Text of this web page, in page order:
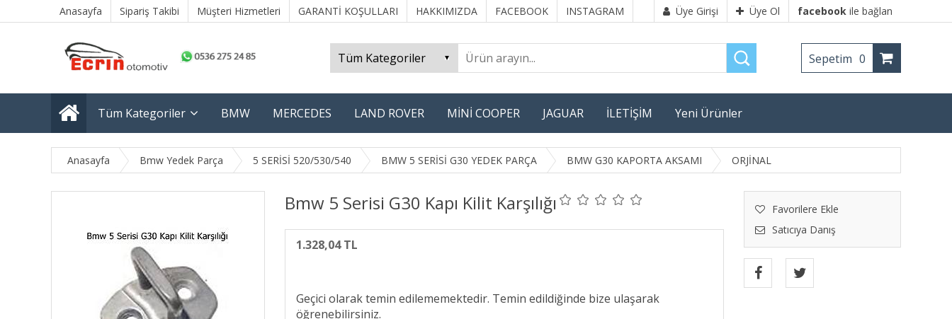
Anasayfa Sipariş Takibi Müşteri Hizmetleri GARANTİ KOŞULLARI HAKKIMIZDA FACEBOOK INSTAGRAM Üye Girişi Üye Ol facebook ile bağlan
Sepetim 0
Tüm Kategoriler BMW MERCEDES LAND ROVER MİNİ COOPER JAGUAR İLETİŞİM Yeni Ürünler
Anasayfa Bmw Yedek Parça 5 SERİSİ 520/530/540 BMW 5 SERİSİ G30 YEDEK PARÇA BMW G30 KAPORTA AKSAMI ORJİNAL
Bmw 5 Serisi G30 Kapı Kilit Karşılığı
Favorilere Ekle
Satıcıya Danış
1.328,04 TL
Geçici olarak temin edilememektedir. Temin edildiğinde bize ulaşarak
öğrenebilirsiniz.